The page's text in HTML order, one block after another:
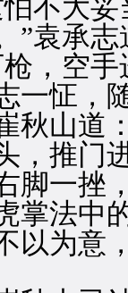
不大
”袁承
，空手
怔，随
秋山道
，推门
脚一挫
掌法中
以为意